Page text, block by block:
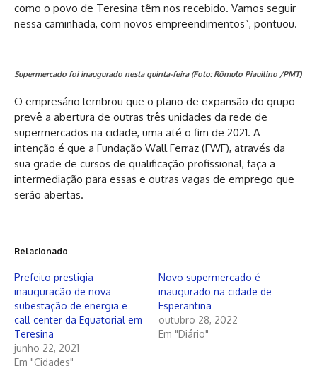
como o povo de Teresina têm nos recebido. Vamos seguir
nessa caminhada, com novos empreendimentos”, pontuou.
Supermercado foi inaugurado nesta quinta-feira (Foto: Rômulo Piauilino /PMT)
O empresário lembrou que o plano de expansão do grupo
prevê a abertura de outras três unidades da rede de
supermercados na cidade, uma até o fim de 2021. A
intenção é que a Fundação Wall Ferraz (FWF), através da
sua grade de cursos de qualificação profissional, faça a
intermediação para essas e outras vagas de emprego que
serão abertas.
Relacionado
Prefeito prestigia
inauguração de nova
subestação de energia e
call center da Equatorial em
Teresina
junho 22, 2021
Em "Cidades"
Novo supermercado é
inaugurado na cidade de
Esperantina
outubro 28, 2022
Em "Diário"